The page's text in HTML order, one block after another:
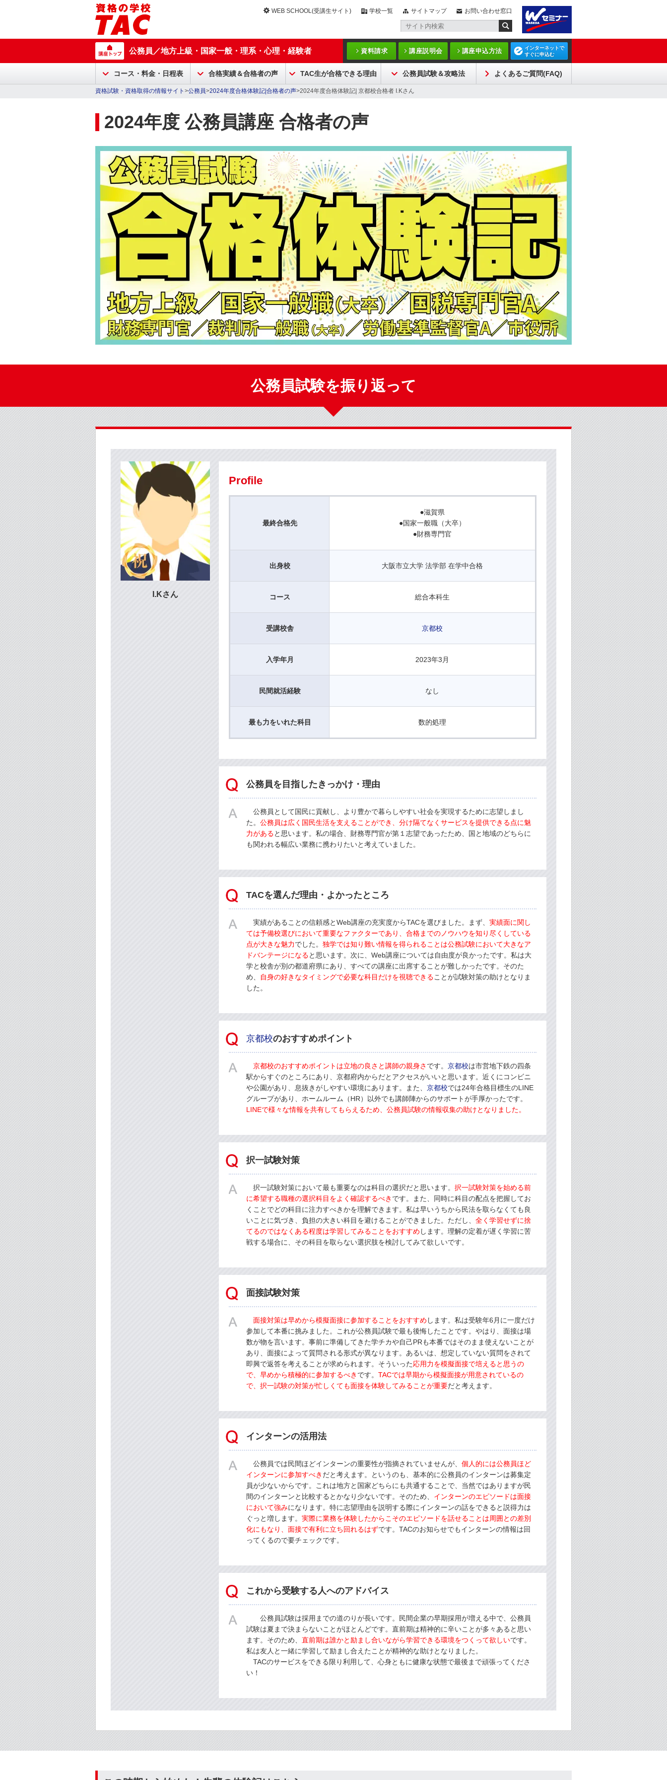
WEB SCHOOL(受講生サイト) 学校一覧 サイトマップ お問い合わせ窓口
公務員／地方上級・国家一般・理系・心理・経験者 資料請求 講座説明会 講座申込方法
インターネットで
すぐに申込む
コース・料金・日程表 合格実績＆合格者の声 TAC生が合格できる理由 公務員試験＆攻略法 よくあるご質問(FAQ)
資格試験・資格取得の情報サイト >公務員>2024年度合格体験記|合格者の声>2024年度合格体験記| 京都校合格者 I.Kさん
2024年度 公務員講座 合格者の声
公務員試験を振り返って
I.Kさん
Profile
最終合格先
●滋賀県
●国家一般職（大卒）
●財務専門官
出身校 大阪市立大学 法学部 在学中合格
コース 総合本科生
受講校舎 京都校
入学年月 2023年3月
民間就活経験 なし
最も力をいれた科目 数的処理
公務員を目指したきっかけ・理由
公務員として国民に貢献し、より豊かで暮らしやすい社会を実現するために志望しまし
た。 公務員は広く国民生活を支えることができ、分け隔てなくサービスを提供できる点に魅
力があると思います。私の場合、財務専門官が第１志望であったため、国と地域のどちらに
も関われる幅広い業務に携わりたいと考えていました。
TACを選んだ理由・よかったところ
実績があることの信頼感とWeb講座の充実度からTACを選びました。まず、 実績面に関し
ては予備校選びにおいて重要なファクターであり、合格までのノウハウを知り尽くしている
点が大きな魅力でした。 独学では知り難い情報を得られることは公務試験において大きなア
ドバンテージになると思います。次に、Web講座については自由度が良かったです。私は大
学と校舎が別の都道府県にあり、すべての講座に出席することが難しかったです。そのた
め、
自身の好きなタイミングで必要な科目だけを視聴できることが試験対策の助けとなりま
した。
京都校のおすすめポイント
京都校のおすすめポイントは立地の良さと講師の親身さ です。 京都校は市営地下鉄の四条
駅からすぐのところにあり、京都府内からだとアクセスがいいと思います。近くにコンビニ
や公園があり、息抜きがしやすい環境にあります。また、 京都校では24年合格目標生のLINE
グループがあり、ホームルーム（HR）以外でも講師陣からのサポートが手厚かったです。
LINEで様々な情報を共有してもらえるため、公務員試験の情報収集の助けとなりました。
択一試験対策
択一試験対策において最も重要なのは科目の選択だと思います。 択一試験対策を始める前
に希望する職種の選択科目をよく確認するべき です。また、同時に科目の配点を把握してお
くことでどの科目に注力すべきかを理解できます。私は早いうちから民法を取らなくても良
いことに気づき、負担の大きい科目を避けることができました。ただし、 全く学習せずに捨
てるのではなくある程度は学習してみることをおすすめ します。理解の定着が遅く学習に苦
戦する場合に、その科目を取らない選択肢を検討してみて欲しいです。
面接試験対策
面接対策は早めから模擬面接に参加することをおすすめ します。私は受験年6月に一度だけ
参加して本番に挑みました。これが公務員試験で最も後悔したことです。やはり、面接は場
数が物を言います。事前に準備してきた学チカや自己PRも本番ではそのまま使えないことが
あり、面接によって質問される形式が異なります。あるいは、想定していない質問をされて
即興で返答を考えることが求められます。そういった応用力を模擬面接で培えると思うの
で、早めから積極的に参加するべき です。 TACでは早期から模擬面接が用意されているの
で、択一試験の対策が忙しくても面接を体験してみることが重要だと考えます。
インターンの活用法
公務員では民間ほどインターンの重要性が指摘されていませんが、 個人的には公務員ほど
インターンに参加すべき だと考えます。というのも、基本的に公務員のインターンは募集定
員が少ないからです。これは地方と国家どちらにも共通することで、当然ではありますが民
間のインターンと比較するとかなり少ないです。そのため、 インターンのエピソードは面接
において強みになります。特に志望理由を説明する際にインターンの話をできると説得力は
ぐっと増します。 実際に業務を体験したからこそのエピソードを話せることは周囲との差別
化にもなり、面接で有利に立ち回れるはずです。TACのお知らせでもインターンの情報は回
ってくるので要チェックです。
これから受験する人へのアドバイス
公務員試験は採用までの道のりが長いです。民間企業の早期採用が増える中で、公務員
試験は夏まで決まらないことがほとんどです。直前期は精神的に辛いことが多々あると思い
ます。そのため、 直前期は誰かと励まし合いながら学習できる環境をつくって欲しいです。
私は友人と一緒に学習して励まし合えたことが精神的な助けとなりました。
TACのサービスをできる限り利用して、心身ともに健康な状態で最後まで頑張ってくださ
い！